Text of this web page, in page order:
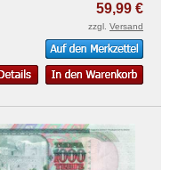
59,99 €
zzgl. Versand